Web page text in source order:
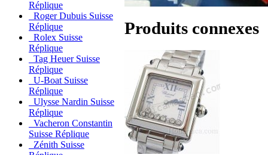
Réplique
Roger Dubuis Suisse
Réplique
Rolex Suisse
Réplique
Tag Heuer Suisse
Réplique
U-Boat Suisse
Réplique
Ulysse Nardin Suisse
Réplique
Vacheron Constantin
Suisse Réplique
Zénith Suisse
Produits connexes